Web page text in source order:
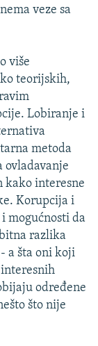
veze sa
više
teorijskih,
Lobiranje i
metoda
ovladavanje
kako interesne
Korupcija i
mogućnosti da
razlika
a šta oni koji
određene
što nije